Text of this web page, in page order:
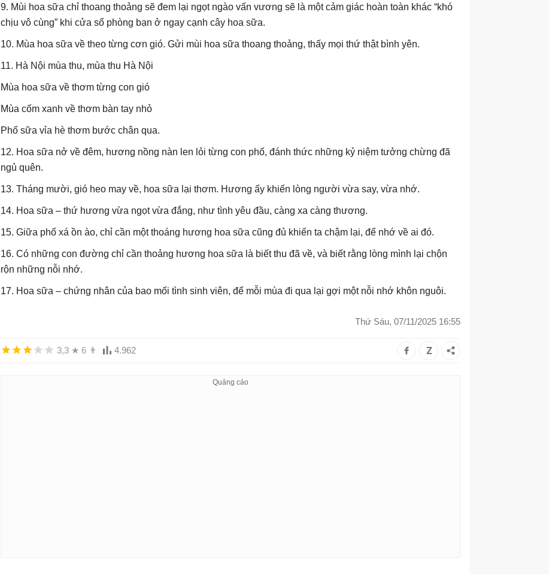
9. Mùi hoa sữa chỉ thoang thoảng sẽ đem lại ngọt ngào vấn vương sẽ là một cảm giác hoàn toàn khác “khó
chịu vô cùng” khi cửa sổ phòng bạn ở ngay cạnh cây hoa sữa.
10. Mùa hoa sữa về theo từng cơn gió. Gửi mùi hoa sữa thoang thoảng, thấy mọi thứ thật bình yên.
11. Hà Nội mùa thu, mùa thu Hà Nội
Mùa hoa sữa về thơm từng con gió
Mùa cốm xanh về thơm bàn tay nhỏ
Phố sữa vỉa hè thơm bước chân qua.
12. Hoa sữa nở về đêm, hương nồng nàn len lỏi từng con phố, đánh thức những kỷ niệm tưởng chừng đã
ngủ quên.
13. Tháng mười, gió heo may về, hoa sữa lại thơm. Hương ấy khiến lòng người vừa say, vừa nhớ.
14. Hoa sữa – thứ hương vừa ngọt vừa đắng, như tình yêu đầu, càng xa càng thương.
15. Giữa phố xá ồn ào, chỉ cần một thoáng hương hoa sữa cũng đủ khiến ta chậm lại, để nhớ về ai đó.
16. Có những con đường chỉ cần thoảng hương hoa sữa là biết thu đã về, và biết rằng lòng mình lại chộn
rộn những nỗi nhớ.
17. Hoa sữa – chứng nhân của bao mối tình sinh viên, để mỗi mùa đi qua lại gợi một nỗi nhớ khôn nguôi.
Thứ Sáu, 07/11/2025 16:55
3,3 ★ 6 👨 4.962